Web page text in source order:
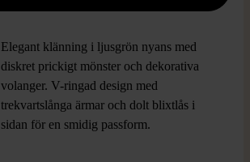
Elegant klänning i ljusgrön nyans med
diskret prickigt mönster och dekorativa
volanger. V-ringad design med
trekvartslånga ärmar och dolt blixtlås i
sidan för en smidig passform.